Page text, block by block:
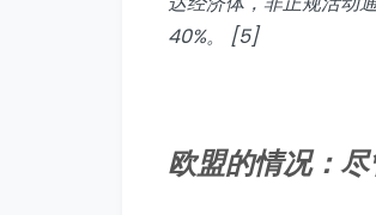
40%。 [5]
欧盟的情况：